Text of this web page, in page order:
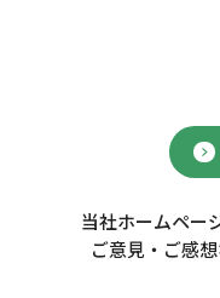
当社ホームペー
ご意見・ご感